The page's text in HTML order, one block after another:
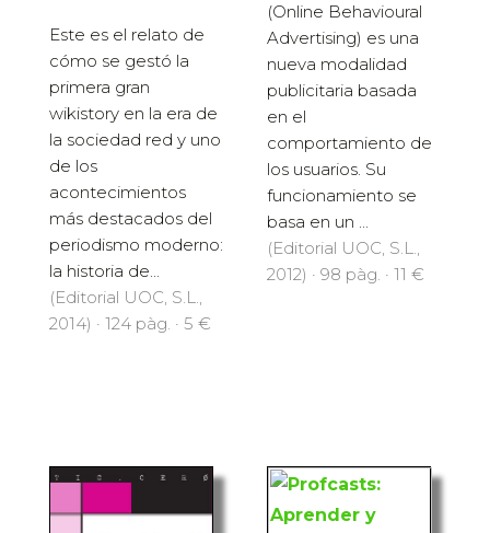
Este es el relato de
cómo se gestó la
primera gran
wikistory en la era de
la sociedad red y uno
de los
acontecimientos
más destacados del
periodismo moderno:
la historia de...
(Editorial UOC, S.L.,
2014) · 124 pàg. · 5 €
(Online Behavioural
Advertising) es una
nueva modalidad
publicitaria basada
en el
comportamiento de
los usuarios. Su
funcionamiento se
basa en un ...
(Editorial UOC, S.L.,
2012) · 98 pàg. · 11 €